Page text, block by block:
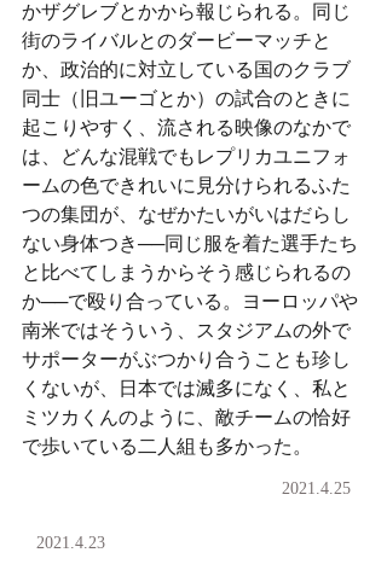
かザグレブとかから報じられる。同じ
街のライバルとのダービーマッチと
か、政治的に対立している国のクラブ
同士（旧ユーゴとか）の試合のときに
起こりやすく、流される映像のなかで
は、どんな混戦でもレプリカユニフォ
ームの色できれいに見分けられるふた
つの集団が、なぜかたいがいはだらし
ない身体つき──同じ服を着た選手たち
と比べてしまうからそう感じられるの
か──で殴り合っている。ヨーロッパや
南米ではそういう、スタジアムの外で
サポーターがぶつかり合うことも珍し
くないが、日本では滅多になく、私と
ミツカくんのように、敵チームの恰好
で歩いている二人組も多かった。
2021.4.25
2021.4.23